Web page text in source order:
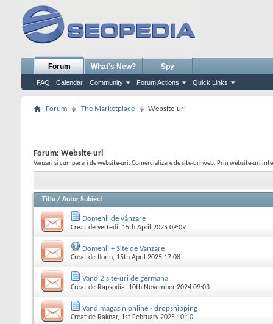
Forum
FAQ Calendar Community Forum Actions Quick Links
What's New? Spy
Forum The Marketplace Website-uri
Forum: Website-uri
Vanzari si cumparari de website-uri. Comercializare de site-uri web. Prin website-uri
Titlu / Autor Subiect
Domenii de vânzare
Creat de vertedi, 15th April 2025 09:09
Domenii + Site de Vanzare
Creat de florin, 15th April 2025 17:08
Vand 2 site-uri de germana
Creat de Rapsodia, 10th November 2024 09:03
Vand magazin online - dropshipping
Creat de Raknar, 1st February 2025 10:10